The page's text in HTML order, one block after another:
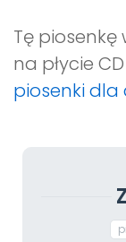
Tę piosenkę
na płycie CD
piosenki dla